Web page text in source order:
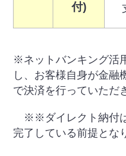
付)
※ネットバンキング活
し、お客様自身が金融
で決済を行っていただ
※※ダイレクト納付
完了している前提とな